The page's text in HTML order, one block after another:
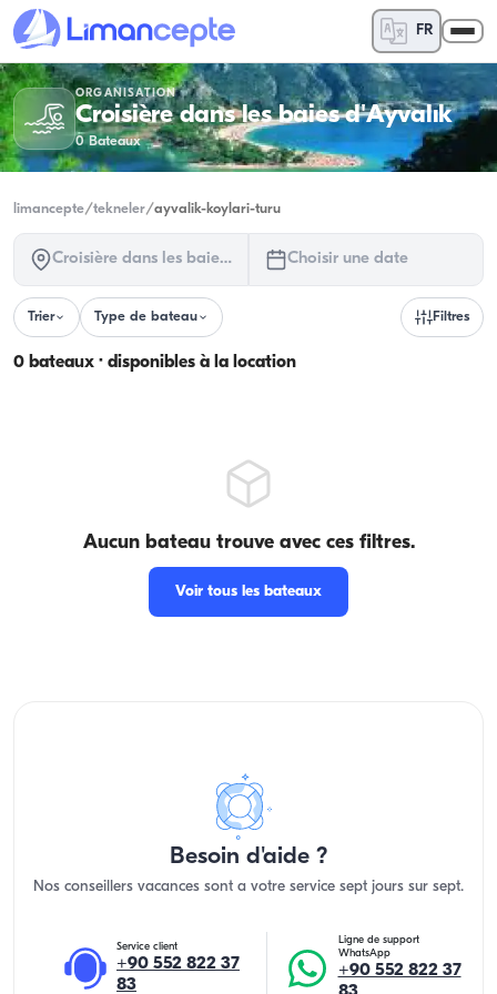
FR
ORGANISATION
Croisière dans les baies d'Ayvalık
0 Bateaux
limancepte/tekneler/ayvalik-koylari-turu
Croisière dans les baies d'AyvalıkChoisir une date
Trier Type de bateau Filtres
0 bateaux · disponibles à la location
Aucun bateau trouve avec ces filtres.
Voir tous les bateaux
Besoin d'aide ?
Nos conseillers vacances sont a votre service sept jours sur sept.
Service client
+90 552 822 37
83
Ligne de support
WhatsApp
+90 552 822 37